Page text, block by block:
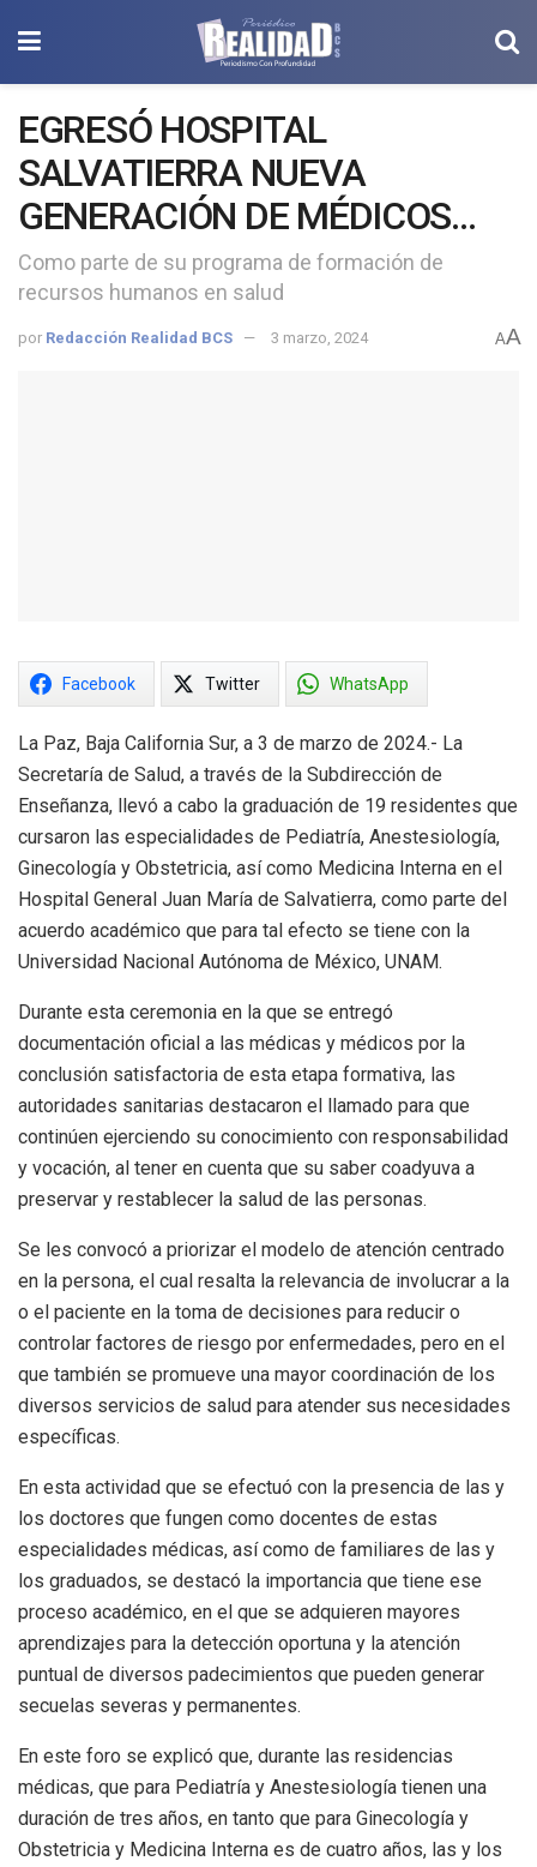
EGRESÓ HOSPITAL
SALVATIERRA NUEVA
GENERACIÓN DE MÉDICOS
ESPECIALISTAS
Como parte de su programa de formación de
recursos humanos en salud
por Redacción Realidad BCS 3 marzo, 2024 AA
Facebook Twitter WhatsApp
La Paz, Baja California Sur, a 3 de marzo de 2024.- La
Secretaría de Salud, a través de la Subdirección de
Enseñanza, llevó a cabo la graduación de 19 residentes que
cursaron las especialidades de Pediatría, Anestesiología,
Ginecología y Obstetricia, así como Medicina Interna en el
Hospital General Juan María de Salvatierra, como parte del
acuerdo académico que para tal efecto se tiene con la
Universidad Nacional Autónoma de México, UNAM.
Durante esta ceremonia en la que se entregó
documentación oficial a las médicas y médicos por la
conclusión satisfactoria de esta etapa formativa, las
autoridades sanitarias destacaron el llamado para que
continúen ejerciendo su conocimiento con responsabilidad
y vocación, al tener en cuenta que su saber coadyuva a
preservar y restablecer la salud de las personas.
Se les convocó a priorizar el modelo de atención centrado
en la persona, el cual resalta la relevancia de involucrar a la
o el paciente en la toma de decisiones para reducir o
controlar factores de riesgo por enfermedades, pero en el
que también se promueve una mayor coordinación de los
diversos servicios de salud para atender sus necesidades
específicas.
En esta actividad que se efectuó con la presencia de las y
los doctores que fungen como docentes de estas
especialidades médicas, así como de familiares de las y
los graduados, se destacó la importancia que tiene ese
proceso académico, en el que se adquieren mayores
aprendizajes para la detección oportuna y la atención
puntual de diversos padecimientos que pueden generar
secuelas severas y permanentes.
En este foro se explicó que, durante las residencias
médicas, que para Pediatría y Anestesiología tienen una
duración de tres años, en tanto que para Ginecología y
Obstetricia y Medicina Interna es de cuatro años, las y los